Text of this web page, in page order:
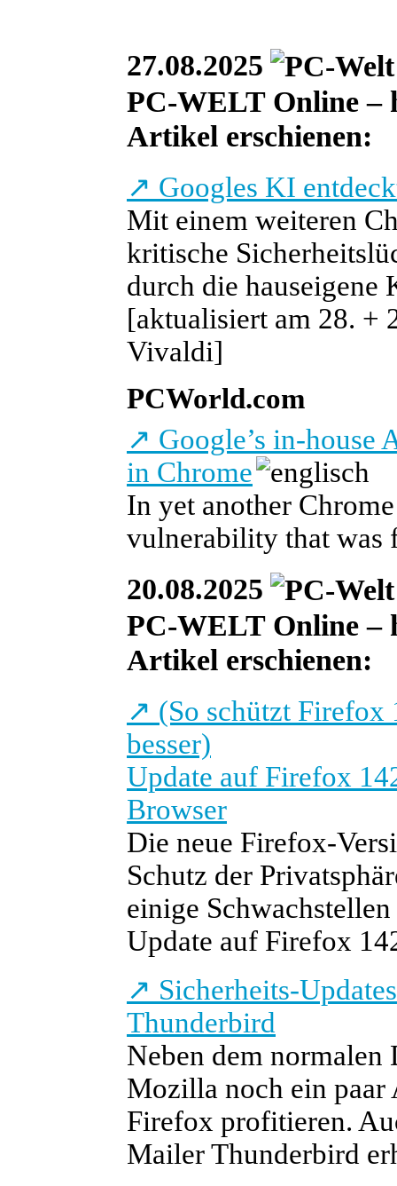
27.08.2025
PC-WELT Online –
Artikel erschienen:
↗ Googles KI
Mit einem weiteren
kritische
durch die hauseigene
[aktualisiert am 28. +
Vivaldi]
PCWorld.com
↗ Google’s in-
in Chrome
In yet another
vulnerability that was
20.08.2025
PC-WELT Online –
Artikel erschienen:
↗ (So schützt Firefox
besser)
Update auf Firefox
Browser
Die neue Firefox-
Schutz der
einige
Update auf Firefox
↗ Sicherheits-
Thunderbird
Neben dem
Mozilla noch ein paar
Firefox profitieren.
Mailer Thunderbird